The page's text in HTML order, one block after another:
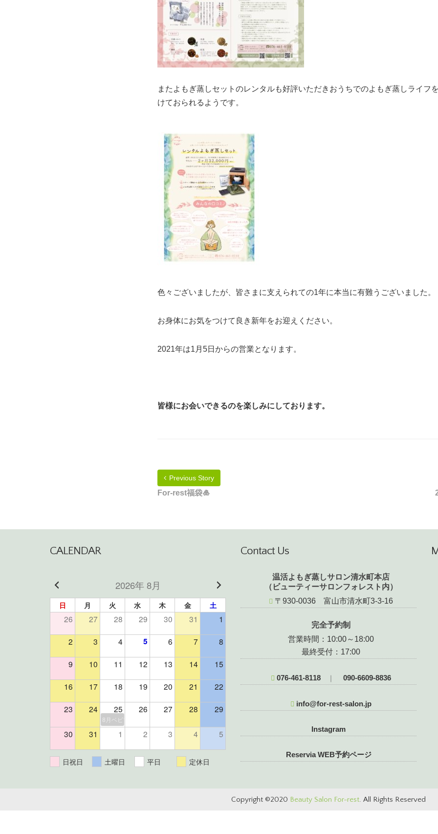
またよもぎ蒸しセットのレンタルも好評いただきおうちでのよもぎ蒸しライフ
けておられるようです。
色々ございましたが、皆さまに支えられての1年に本当に有難うございました。
お身体にお気をつけて良き新年をお迎えください。
2021年は1月5日からの営業となります。
皆様にお会いできるのを楽しみにしております。
Previous Story
For-rest福袋🎍
CALENDAR
2026年 8月
日 月 火 水 木 金 土
26 27 28 29 30 31 1
2 3 4 5 6 7 8
9 10 11 12 13 14 15
16 17 18 19 20 21 22
23 24 25 26 27 28 29
8月ベビマ＆よもぎ蒸しイベント（残り3組様）
30 31 1 2 3 4 5
日祝日 土曜日 平日 定休日
Contact Us
温活よもぎ蒸しサロン清水町本店
（ビューティーサロンフォレスト内）
〒930-0036 富山市清水町3-3-16
完全予約制
営業時間：10:00～18:00
最終受付：17:00
076-461-8118 ｜ 090-6609-8836
info@for-rest-salon.jp
Instagram
Reservia WEB予約ページ
Copyright ©2020 Beauty Salon For-rest. All Rights Reserved